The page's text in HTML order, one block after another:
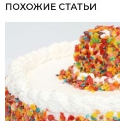
ПОХОЖИЕ СТАТЬИ